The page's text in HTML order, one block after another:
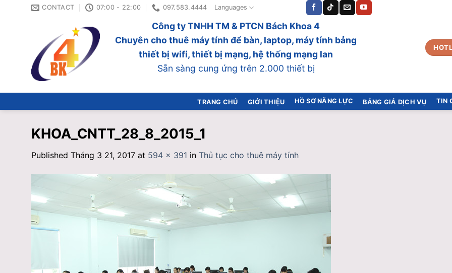
CONTACT 07:00 - 22:00 097.583.4444 Languages
Công ty TNHH TM & PTCN Bách Khoa 4
Chuyên cho thuê máy tính để bàn, laptop, máy tính bảng
thiết bị wifi, thiết bị mạng, hệ thống mạng lan
Sẵn sàng cung ứng trên 2.000 thiết bị
TRANG CHỦ GIỚI THIỆU HỒ SƠ NĂNG LỰC BẢNG GIÁ DỊCH VỤ TIN
KHOA_CNTT_28_8_2015_1
Published Tháng 3 21, 2017 at 594 × 391 in Thủ tục cho thuê máy tính